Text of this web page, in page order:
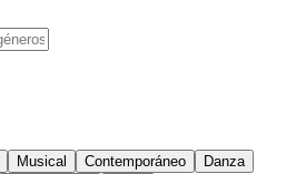
Musical Contemporáneo
Danza